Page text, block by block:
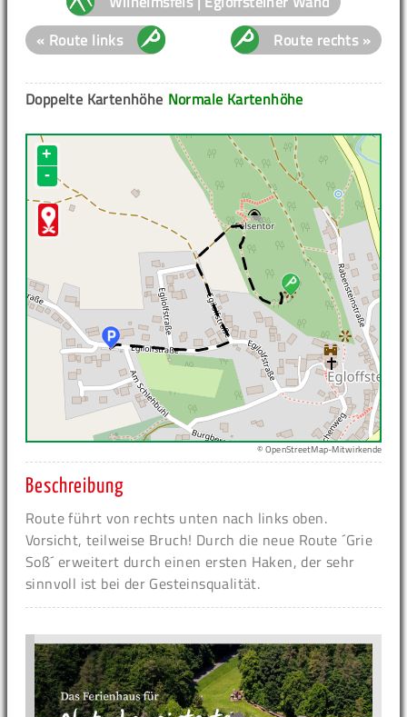
« Route links
Route rechts »
Normale Kartenhöhe
Doppelte Kartenhöhe
+
-
© OpenStreetMap-Mitwirkende
Beschreibung
Route führt von rechts unten nach links oben.
Vorsicht, teilweise Bruch! Durch die neue Route ´Grie
Soß´ erweitert durch einen ersten Haken, der sehr
sinnvoll ist bei der Gesteinsqualität.